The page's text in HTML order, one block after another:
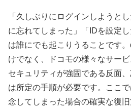
「久しぶりにログインしようと
に忘れてしまった」「IDを設定
は誰にでも起こりうることです
けでなく、ドコモの様々なサー
セキュリティが強固である反面
は所定の手順が必要です。ここ
念してしまった場合の確実な復旧